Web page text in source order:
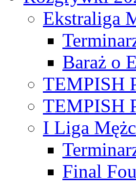
Ekstraliga
Baraż o
TEMPISH
TEMPISH
I Liga
Final